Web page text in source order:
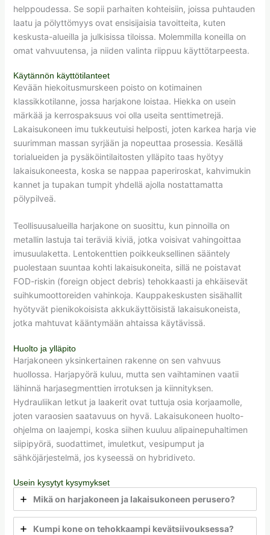
helppoudessa. Se sopii parhaiten kohteisiin, joissa puhtauden
laatu ja pölyttömyys ovat ensisijaisia tavoitteita, kuten
keskusta-alueilla ja julkisissa tiloissa. Molemmilla koneilla on
omat vahvuutensa, ja niiden valinta riippuu käyttötarpeesta.
Käytännön käyttötilanteet
Kevään hiekoitusmurskeen poisto on kotimainen
klassikkotilanne, jossa harjakone loistaa. Hiekka on usein
märkää ja kerrospaksuus voi olla useita senttimetrejä.
Lakaisukoneen imu tukkeutuisi helposti, joten karkea harja vie
suurimman massan syrjään ja nopeuttaa prosessia. Kesällä
torialueiden ja pysäköintilaitosten ylläpito taas hyötyy
lakaisukoneesta, koska se nappaa paperiroskat, kahvimukin
kannet ja tupakan tumpit yhdellä ajolla nostattamatta
pölypilveä.
Teollisuusalueilla harjakone on suosittu, kun pinnoilla on
metallin lastuja tai teräviä kiviä, jotka voisivat vahingoittaa
imusuulaketta. Lentokenttien poikkeuksellinen sääntely
puolestaan suuntaa kohti lakaisukoneita, sillä ne poistavat
FOD-riskin (foreign object debris) tehokkaasti ja ehkäisevät
suihkumoottoreiden vahinkoja. Kauppakeskusten sisähallit
hyötyvät pienikokoisista akkukäyttöisistä lakaisukoneista,
jotka mahtuvat kääntymään ahtaissa käytävissä.
Huolto ja ylläpito
Harjakoneen yksinkertainen rakenne on sen vahvuus
huollossa. Harjapyörä kuluu, mutta sen vaihtaminen vaatii
lähinnä harjasegmenttien irrotuksen ja kiinnityksen.
Hydrauliikan letkut ja laakerit ovat tuttuja osia korjaamolle,
joten varaosien saatavuus on hyvä. Lakaisukoneen huolto-
ohjelma on laajempi, koska siihen kuuluu alipainepuhaltimen
siipipyörä, suodattimet, imuletkut, vesipumput ja
sähköjärjestelmä, jos kyseessä on hybridiveto.
Usein kysytyt kysymykset
Mikä on harjakoneen ja lakaisukoneen perusero?
Kumpi kone on tehokkaampi kevätsiivouksessa?